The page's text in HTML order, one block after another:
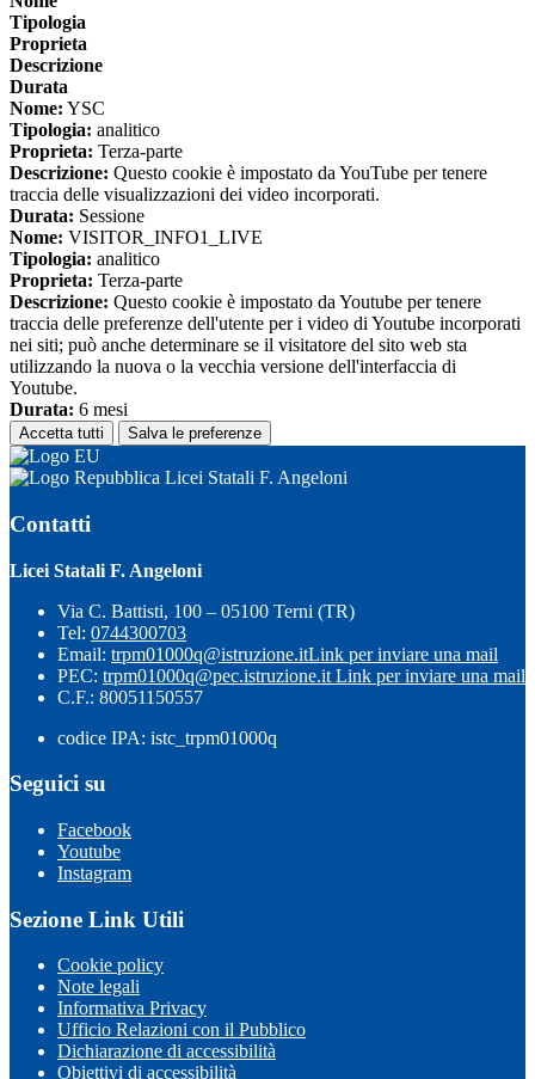
Tipologia
Proprieta
Descrizione
Durata
Nome: YSC
Tipologia: analitico
Proprieta: Terza-parte
Descrizione: Questo cookie è impostato da YouTube per tenere
traccia delle visualizzazioni dei video incorporati.
Durata: Sessione
Nome: VISITOR_INFO1_LIVE
Tipologia: analitico
Proprieta: Terza-parte
Descrizione: Questo cookie è impostato da Youtube per tenere
traccia delle preferenze dell'utente per i video di Youtube incorporati
nei siti; può anche determinare se il visitatore del sito web sta
utilizzando la nuova o la vecchia versione dell'interfaccia di
Youtube.
Durata: 6 mesi
Accetta tutti Salva le preferenze
Licei Statali F. Angeloni
Contatti
Licei Statali F. Angeloni
Via C. Battisti, 100 – 05100 Terni (TR)
Tel: 0744300703
Email: trpm01000q@istruzione.itLink per inviare una mail
PEC: trpm01000q@pec.istruzione.it Link per inviare una mail
C.F.: 80051150557
codice IPA: istc_trpm01000q
Seguici su
Facebook
Youtube
Instagram
Sezione Link Utili
Cookie policy
Note legali
Informativa Privacy
Ufficio Relazioni con il Pubblico
Dichiarazione di accessibilità
Obiettivi di accessibilità